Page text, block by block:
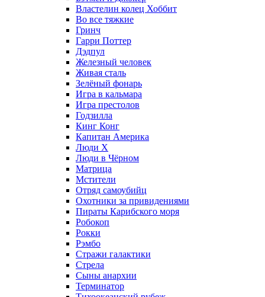
Властелин колец Хоббит
Во все тяжкие
Гринч
Гарри Поттер
Дэдпул
Железный человек
Живая сталь
Зелёный фонарь
Игра в кальмара
Игра престолов
Годзилла
Кинг Конг
Капитан Америка
Люди X
Люди в Чёрном
Матрица
Мстители
Отряд самоубийц
Охотники за привидениями
Пираты Карибского моря
Робокоп
Рокки
Рэмбо
Стражи галактики
Стрела
Сыны анархии
Терминатор